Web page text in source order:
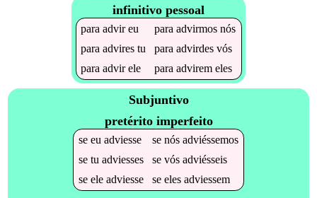
infinitivo pessoal
paraadvireu paraadvirmos nós
paraadvires tu paraadvirdes vós
paraadvirele paraadvirem eles
Subjuntivo
pretérito imperfeito
se eu adviesse se nós adviéssemos
se tu adviesses se vós adviésseis
se ele adviesse se eles adviessem